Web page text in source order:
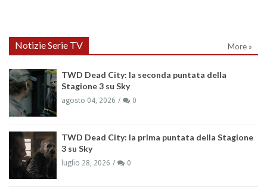
Notizie Serie TV More »
TWD Dead City: la seconda puntata della
Stagione 3 su Sky
agosto 04, 2026 0
TWD Dead City: la prima puntata della Stagione
3 su Sky
luglio 28, 2026 0